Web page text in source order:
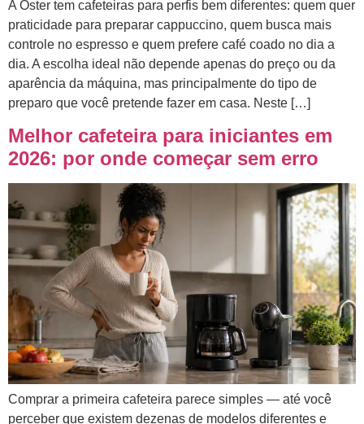
A Oster tem cafeteiras para perfis bem diferentes: quem quer
praticidade para preparar cappuccino, quem busca mais
controle no espresso e quem prefere café coado no dia a
dia. A escolha ideal não depende apenas do preço ou da
aparência da máquina, mas principalmente do tipo de
preparo que você pretende fazer em casa. Neste […]
Melhor cafeteira para iniciantes em
2026: por onde começar sem erro
Comprar a primeira cafeteira parece simples — até você
perceber que existem dezenas de modelos diferentes e